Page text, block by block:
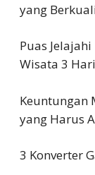
yang
Puas
Wisata 3
Keuntungan
yang Harus
3 Konverter